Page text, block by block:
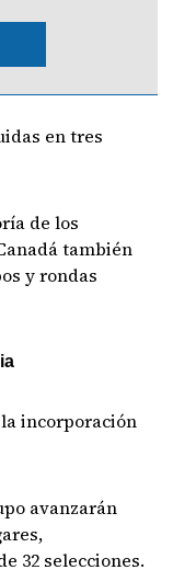
en tres
de los
también
y rondas
incorporación
avanzarán
32 selecciones.